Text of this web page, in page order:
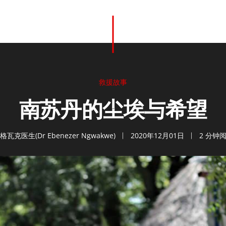
救援故事
南苏丹的尘埃与希望
瓦克医生(Dr Ebenezer Ngwakwe) 2020年12月01日 2 分钟